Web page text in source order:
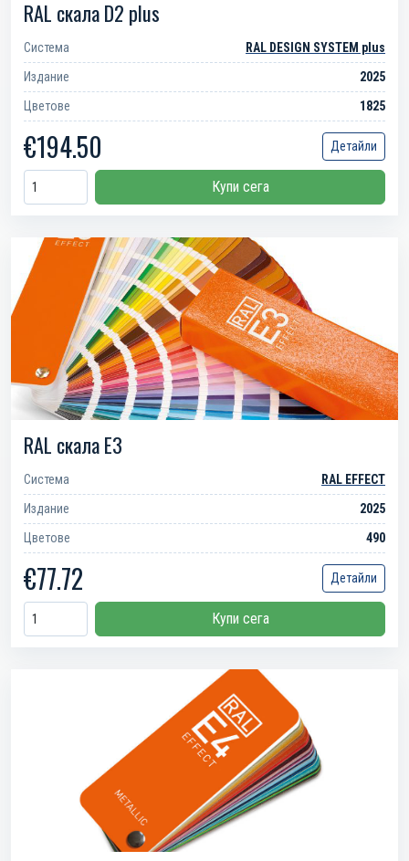
RAL скала D2 plus
Система
RAL DESIGN SYSTEM plus
Издание
2025
Цветове
1825
€194.50 Детайли
Купи сега
RAL скала E3
Система
RAL EFFECT
Издание
2025
Цветове
490
€77.72 Детайли
Купи сега